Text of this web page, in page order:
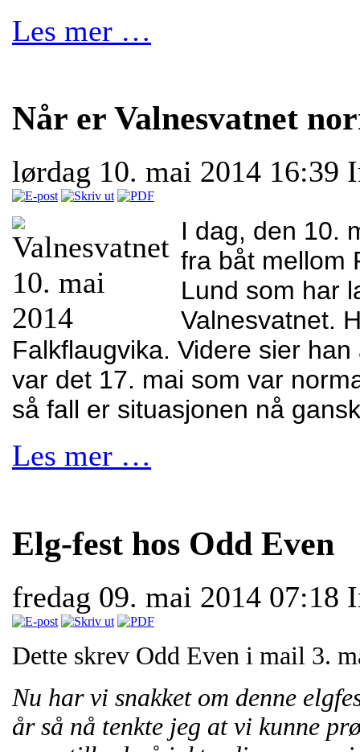
Les mer …
Når er Valnesvatnet
lørdag 10. mai 2014 16:39
I dag, den 10.
fra båt mellom
Lund som har
Valnesvatnet.
Falkflaugvika. Videre sier
var det 17. mai som var
så fall er situasjonen nå
Les mer …
Elg-fest hos Odd Even
fredag 09. mai 2014 07:18
Dette skrev Odd Even i mail 3.
Nu har vi snakket om denne
år så nå tenkte jeg at vi kunne